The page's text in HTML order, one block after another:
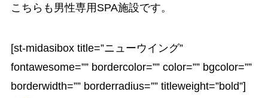
こちらも男性専用SPA施設です。
[st-midasibox title=”ニューウイング”
fontawesome=”” bordercolor=”” color=”” bgcolor=””
borderwidth=”” borderradius=”” titleweight=”bold”]